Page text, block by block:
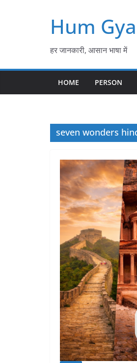
Hum
हर जानकारी, आसान भाषा में
HOME PERSON
seven wonders